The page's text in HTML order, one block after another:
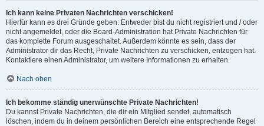
Ich kann keine Privaten Nachrichten verschicken!
Hierfür kann es drei Gründe geben: Entweder bist du nicht registriert und / oder
nicht angemeldet, oder die Board-Administration hat Private Nachrichten für
das komplette Forum ausgeschaltet. Außerdem könnte es sein, dass der
Administrator dir das Recht, Private Nachrichten zu verschicken, entzogen hat.
Kontaktiere einen Administrator, um weitere Informationen zu erhalten.
Nach oben
Ich bekomme ständig unerwünschte Private Nachrichten!
Du kannst Private Nachrichten, die dir ein Mitglied sendet, automatisch
löschen, indem du in deinem persönlichen Bereich eine entsprechende Regel